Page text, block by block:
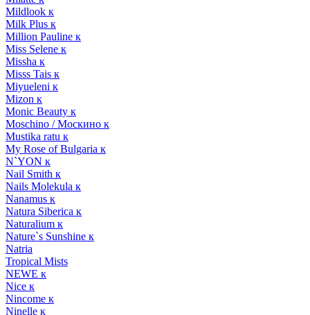
Mildlook к
Milk Plus к
Million Pauline к
Miss Selene к
Missha к
Misss Tais к
Miyueleni к
Mizon к
Monic Beauty к
Moschino / Москино к
Mustika ratu к
My Rose of Bulgaria к
N`YON к
Nail Smith к
Nails Molekula к
Nanamus к
Natura Siberica к
Naturalium к
Nature`s Sunshine к
Natria
Tropical Mists
NEWE к
Nice к
Nincome к
Ninelle к